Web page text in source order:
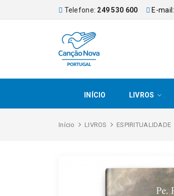
Telefone: 249 530 600 E-mail:
INÍCIO LIVROS
Início LIVROS ESPIRITUALIDADE